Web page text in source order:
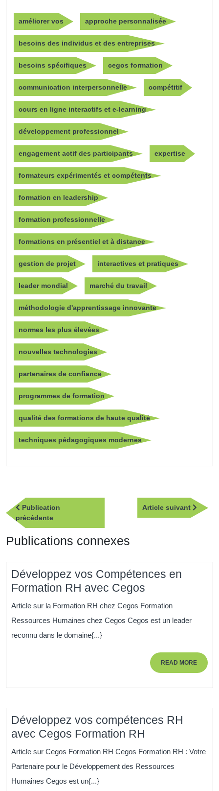
améliorer vos approche personnalisée
besoins des individus et des entreprises
besoins spécifiques cegos formation
communication interpersonnelle compétitif
cours en ligne interactifs et e-learning
développement professionnel
engagement actif des participants expertise
formateurs expérimentés et compétents
formation en leadership
formation professionnelle
formations en présentiel et à distance
gestion de projet interactives et pratiques
leader mondial marché du travail
méthodologie d'apprentissage innovante
normes les plus élevées
nouvelles technologies
partenaires de confiance
programmes de formation
qualité des formations de haute qualité
techniques pédagogiques modernes
Navigation
de
l’article
Publication
précédentePublication
précédente
Article suivant
Article
Publications connexes
Développez vos Compétences en
Formation RH avec Cegos
vos
Compétences
RH
avec
Article sur la Formation RH chez Cegos Formation
Ressources Humaines chez Cegos Cegos est un leader
reconnu dans le domaine{...}
READ MOREREAD
MORE
Développez vos compétences RH
avec Cegos Formation RH
vos
Article sur Cegos Formation RH Cegos Formation RH : Votre
Partenaire pour le Développement des Ressources
Humaines Cegos est un{...}